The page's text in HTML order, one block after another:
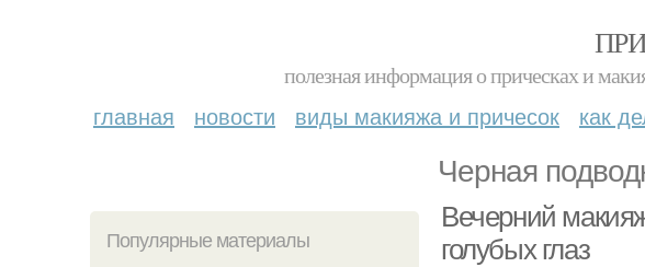
полезная информация о прическах и
главная новости виды макияжа и причесок как
Черная
Популярные материалы
Вечерний
голубых глаз